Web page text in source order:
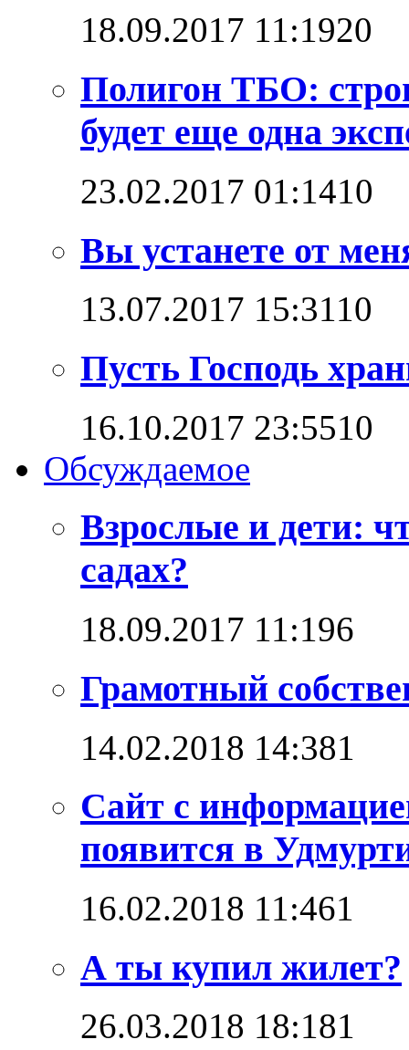
18.09.2017 11:1920
Полигон ТБО:
будет еще одна
23.02.2017 01:1410
Вы устанете от
13.07.2017 15:3110
Пусть Господь
16.10.2017 23:5510
Обсуждаемое
Взрослые и дети:
садах?
18.09.2017 11:196
Грамотный
14.02.2018 14:381
Сайт с
появится в
16.02.2018 11:461
А ты купил жилет?
26.03.2018 18:181